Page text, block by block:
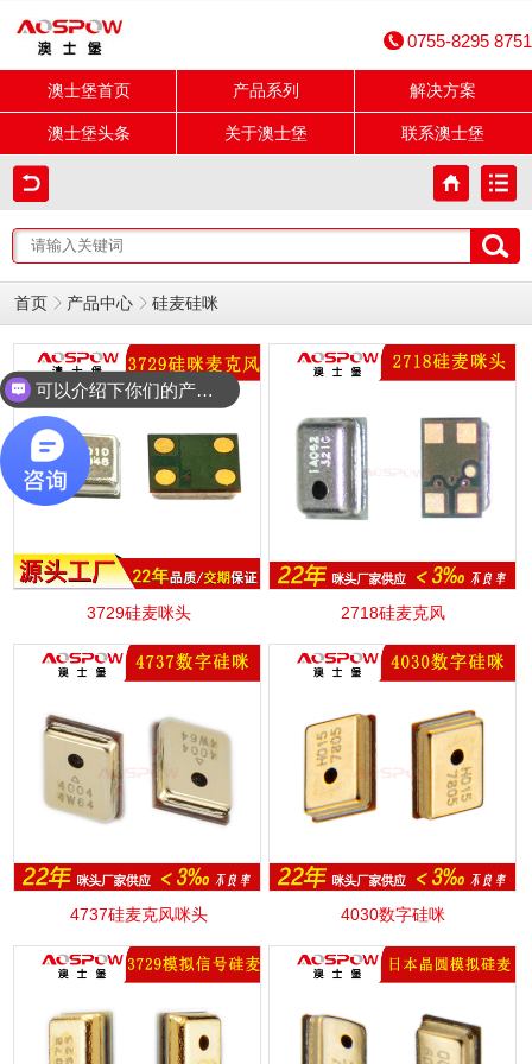
0755-8295 8751
澳士堡首页 产品系列 解决方案
澳士堡头条 关于澳士堡 联系澳士堡
首页 产品中心 硅麦硅咪
3729硅麦咪头 2718硅麦克风
4737硅麦克风咪头 4030数字硅咪